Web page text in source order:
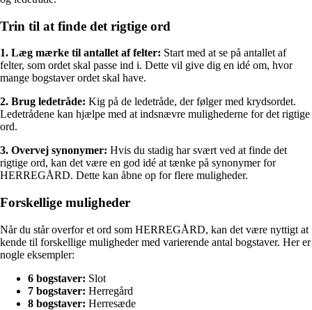
Trin til at finde det rigtige ord
1. Læg mærke til antallet af felter: Start med at se på antallet af
felter, som ordet skal passe ind i. Dette vil give dig en idé om, hvor
mange bogstaver ordet skal have.
2. Brug ledetråde: Kig på de ledetråde, der følger med krydsordet.
Ledetrådene kan hjælpe med at indsnævre mulighederne for det rigtige
ord.
3. Overvej synonymer: Hvis du stadig har svært ved at finde det
rigtige ord, kan det være en god idé at tænke på synonymer for
HERREGÅRD. Dette kan åbne op for flere muligheder.
Forskellige muligheder
Når du står overfor et ord som HERREGÅRD, kan det være nyttigt at
kende til forskellige muligheder med varierende antal bogstaver. Her er
nogle eksempler:
6 bogstaver: Slot
7 bogstaver: Herregård
8 bogstaver: Herresæde